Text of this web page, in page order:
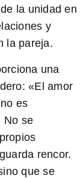
la unidad en
y
la pareja.
una
«El amor
es
No se
rencor.
que se